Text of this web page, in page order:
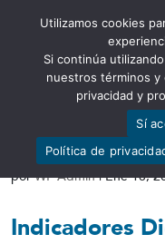
Abrir
Calificación
porWP Admin|Ene 18,
Indicadores
Utilizamos cookies
Si continúa
nuestros términos y
privacidad y
Sí
Política de